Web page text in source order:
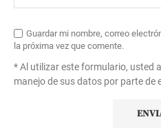
Guardar mi nombre, correo
la próxima vez que comente.
* Al utilizar este formulario, usted
manejo de sus datos por parte de